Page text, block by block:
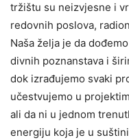
tržištu su neizvjesne i
redovnih poslova,
Naša želja je da
divnih poznanstava i
dok izrađujemo svaki
učestvujemo u
ali da ni u jednom
energiju koja je u